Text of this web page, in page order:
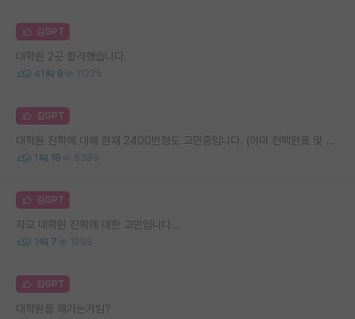
김GPT
대학원 2곳 합격했습니다.
41 9 11275
김GPT
대학원 진학에 대해 현재 2400번정도 고민중입니다. (이미 컨택완료 및 합격 상태)
1 18 5389
김GPT
자교 대학원 진학에 대한 고민입니다...
1 7 1999
김GPT
대학원을 왜가는거임?